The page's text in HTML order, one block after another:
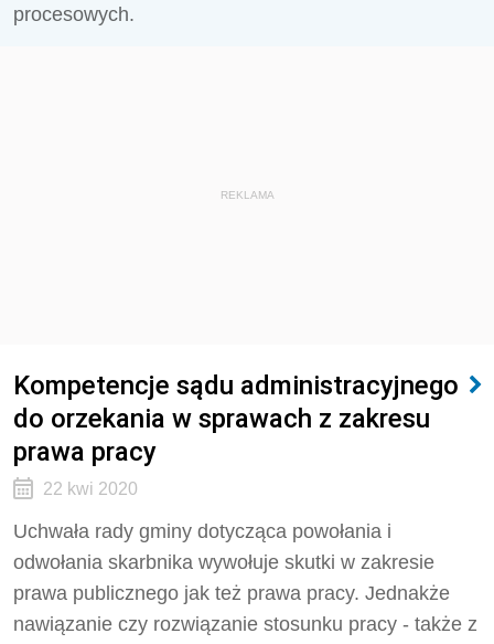
procesowych.
REKLAMA
Kompetencje sądu administracyjnego
do orzekania w sprawach z zakresu
prawa pracy
22 kwi 2020
Uchwała rady gminy dotycząca powołania i
odwołania skarbnika wywołuje skutki w zakresie
prawa publicznego jak też prawa pracy. Jednakże
nawiązanie czy rozwiązanie stosunku pracy - także z